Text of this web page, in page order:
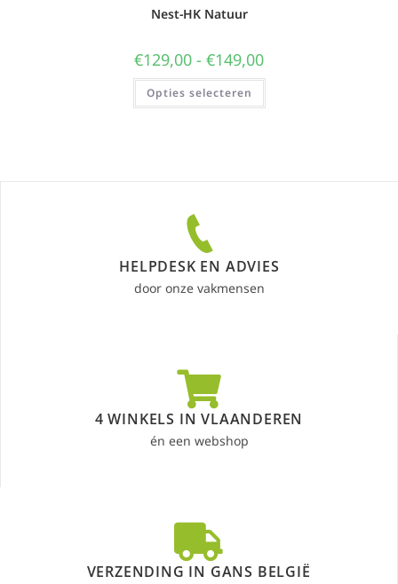
Nest-HK Natuur
€129,00 - €149,00
Opties selecteren
HELPDESK EN ADVIES
door onze vakmensen
4 WINKELS IN VLAANDEREN
én een webshop
VERZENDING IN GANS BELGIË